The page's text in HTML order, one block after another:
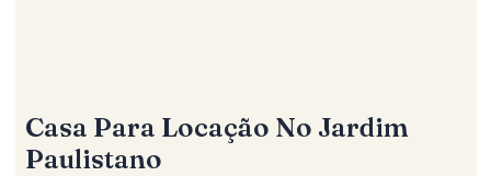
Casa Para Locação No Jardim
Paulistano